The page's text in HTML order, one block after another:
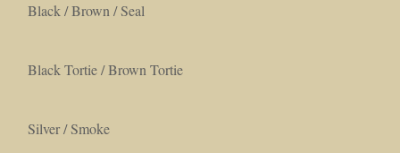
Black / Brown / Seal
Black Tortie / Brown Tortie
Silver / Smoke